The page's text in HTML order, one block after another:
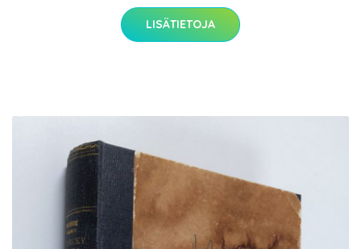
LISÄTIETOJA